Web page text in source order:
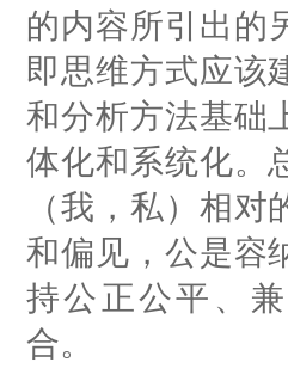
的内容所引出的
即思维方式应该
和分析方法基础
体化和系统化。
（我，私）相对
和偏见，公是容
持公正公平、
合。